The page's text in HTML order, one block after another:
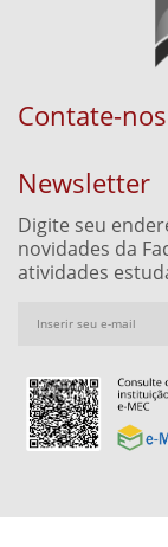
Contate-nos
Newsletter
Digite seu
novidades da
atividades